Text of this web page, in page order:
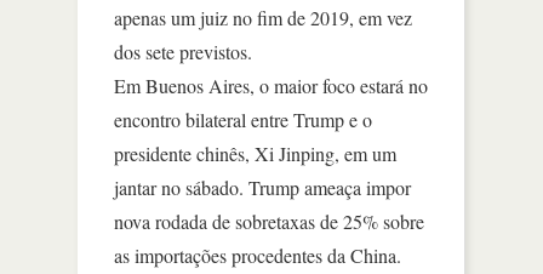
apenas um juiz no fim de 2019, em vez
dos sete previstos.
Em Buenos Aires, o maior foco estará no
encontro bilateral entre Trump e o
presidente chinês, Xi Jinping, em um
jantar no sábado. Trump ameaça impor
nova rodada de sobretaxas de 25% sobre
as importações procedentes da China.